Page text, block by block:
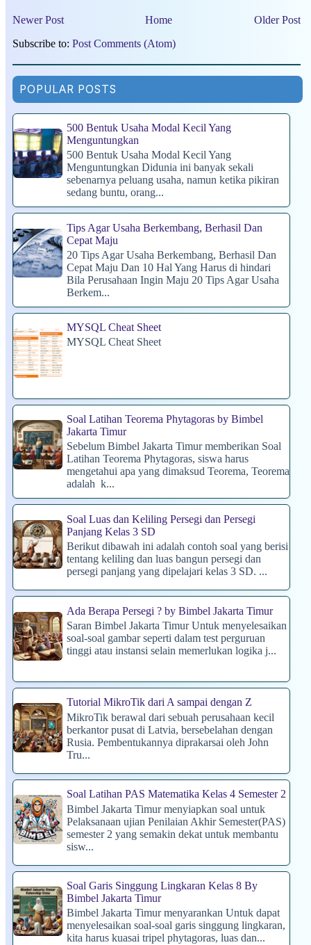
Newer Post Older Post
Home
Subscribe to: Post Comments (Atom)
POPULAR POSTS
500 Bentuk Usaha Modal Kecil Yang
Menguntungkan
500 Bentuk Usaha Modal Kecil Yang
Menguntungkan Didunia ini banyak sekali
sebenarnya peluang usaha, namun ketika pikiran
sedang buntu, orang...
Tips Agar Usaha Berkembang, Berhasil Dan
Cepat Maju
20 Tips Agar Usaha Berkembang, Berhasil Dan
Cepat Maju Dan 10 Hal Yang Harus di hindari
Bila Perusahaan Ingin Maju 20 Tips Agar Usaha
Berkem...
MYSQL Cheat Sheet
MYSQL Cheat Sheet
Soal Latihan Teorema Phytagoras by Bimbel
Jakarta Timur
Sebelum Bimbel Jakarta Timur memberikan Soal
Latihan Teorema Phytagoras, siswa harus
mengetahui apa yang dimaksud Teorema, Teorema
adalah k...
Soal Luas dan Keliling Persegi dan Persegi
Panjang Kelas 3 SD
Berikut dibawah ini adalah contoh soal yang berisi
tentang keliling dan luas bangun persegi dan
persegi panjang yang dipelajari kelas 3 SD. ...
Ada Berapa Persegi ? by Bimbel Jakarta Timur
Saran Bimbel Jakarta Timur Untuk menyelesaikan
soal-soal gambar seperti dalam test perguruan
tinggi atau instansi selain memerlukan logika j...
Tutorial MikroTik dari A sampai dengan Z
MikroTik berawal dari sebuah perusahaan kecil
berkantor pusat di Latvia, bersebelahan dengan
Rusia. Pembentukannya diprakarsai oleh John
Tru...
Soal Latihan PAS Matematika Kelas 4 Semester 2
Bimbel Jakarta Timur menyiapkan soal untuk
Pelaksanaan ujian Penilaian Akhir Semester(PAS)
semester 2 yang semakin dekat untuk membantu
sisw...
Soal Garis Singgung Lingkaran Kelas 8 By
Bimbel Jakarta Timur
Bimbel Jakarta Timur menyarankan Untuk dapat
menyelesaikan soal-soal garis singgung lingkaran,
kita harus kuasai tripel phytagoras, luas dan...